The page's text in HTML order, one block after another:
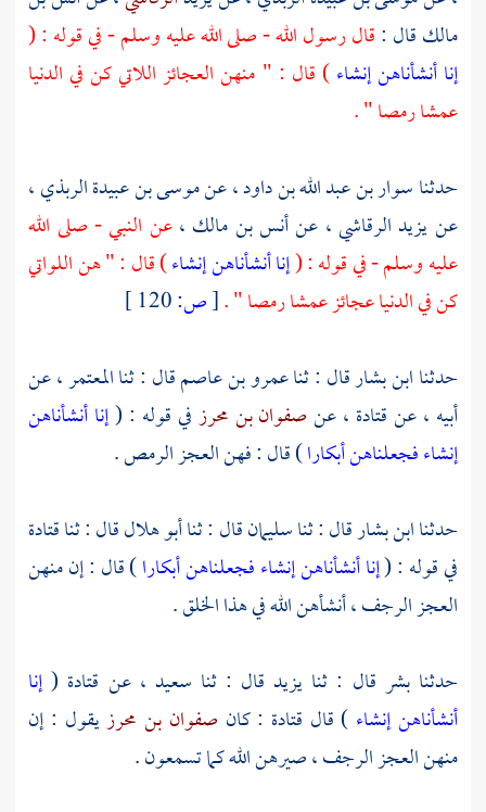
مالكقال :قال رسول الله - صلى الله عليه وسلم - في قوله : (
إنا أنشأناهن إنشاء) قال : " منهن العجائز اللاتي كن في الدنيا
عمشا رمصا " .
حدثناسوار بن عبد الله بن داود، عنموسى بن عبيدة الربذي،
عنيزيد الرقاشي، عنأنس بن مالك ،عن النبي - صلى الله
عليه وسلم - في قوله : (إنا أنشأناهن إنشاء) قال : " هن اللواتي
كن في الدنيا عجائز عمشا رمصا " .[ص:
حدثناابن بشارقال : ثناعمرو بن عاصمقال : ثناالمعتمر، عن
أبيه ، عنقتادة ، عنصفوان بن محرزفي قوله : (إنا أنشأناهن
إنشاء فجعلناهن أبكارا) قال : فهن العجز الرمص .
حدثناابن بشارقال : ثناسليمانقال : ثناأبو هلالقال : ثناقتادة
في قوله : (إنا أنشأناهن إنشاء فجعلناهن أبكارا) قال : إن منهن
العجز الرجف ، أنشأهن الله في هذا الخلق .
حدثنابشر قال : ثنا يزيد قال : ثنا سعيد ، عن قتادة (إنا
أنشأناهن إنشاء ) قال قتادة : كان صفوان بن محرزيقول : إن
منهن العجز الرجف ، صيرهن الله كما تسمعون .